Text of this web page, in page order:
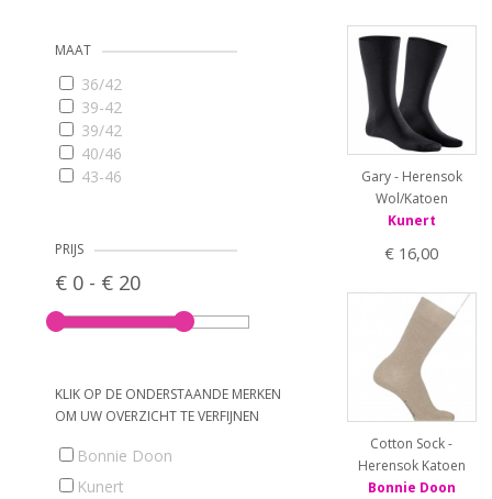
MAAT
36/42
39-42
39/42
40/46
43-46
47/50
PRIJS
€ 0 - € 20
KLIK OP DE ONDERSTAANDE MERKEN
OM UW OVERZICHT TE VERFIJNEN
Bonnie Doon
Kunert
Gary - Herensok
Wol/Katoen
Kunert
€ 16,00
Cotton Sock -
Herensok Katoen
Bonnie Doon